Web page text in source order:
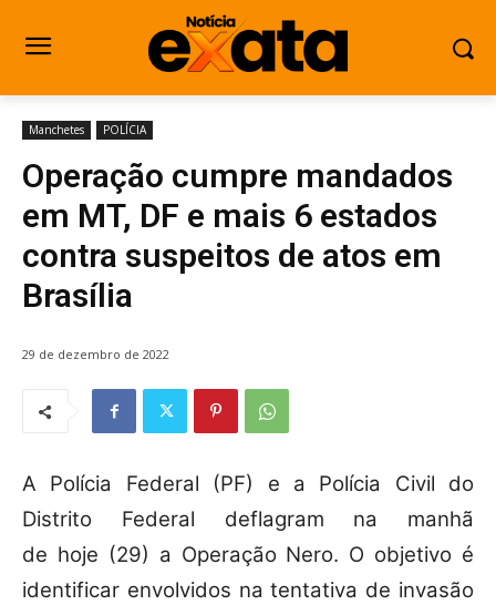
Manchetes POLÍCIA
Operação cumpre mandados
em MT, DF e mais 6 estados
contra suspeitos de atos em
Brasília
29 de dezembro de 2022
A Polícia Federal (PF) e a Polícia Civil do
Distrito Federal deflagram na manhã
de hoje (29) a Operação Nero. O objetivo é
identificar envolvidos na tentativa de invasão